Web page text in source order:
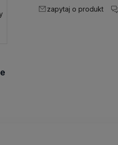
zapytaj o produkt